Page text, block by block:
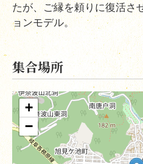
たが、ご縁を頼りに復活さ
ョンモデル。
集合場所
+
−